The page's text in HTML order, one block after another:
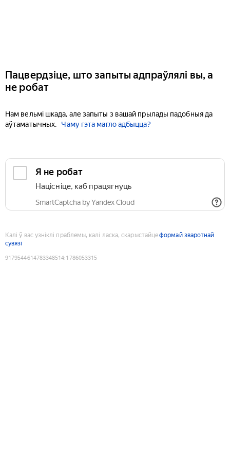
Пацвердзіце, што запыты адпраўлялі вы, а
не робат
Нам вельмі шкада, але запыты з вашай прылады падобныя да
аўтаматычных.
Чаму гэта магло адбыцца?
Я не робат
Націсніце, каб працягнуць
SmartCaptcha by Yandex Cloud
Калі ў вас узніклі праблемы, калі ласка, скарыстайцеформай зваротнай
сувязі
9179544614783348514:1786053315